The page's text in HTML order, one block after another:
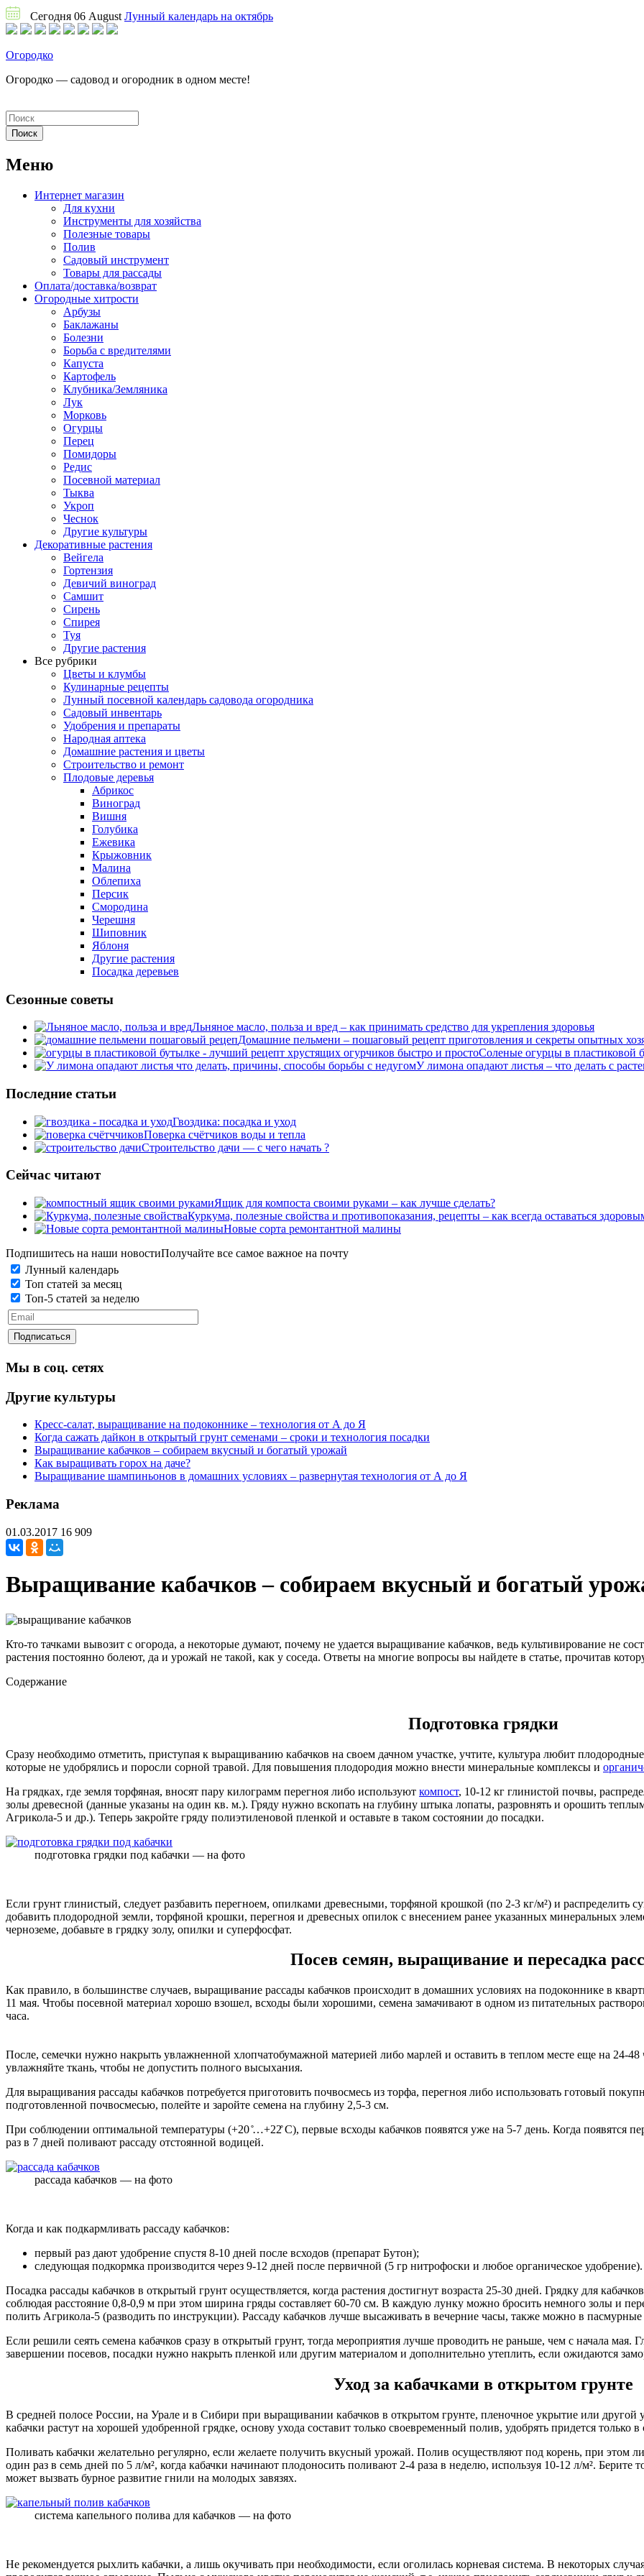
Сегодня 06 August Лунный календарь на октябрь
Огородко
Огородко — садовод и огородник в одном месте!
Меню
Интернет магазин
Для кухни
Инструменты для хозяйства
Полезные товары
Полив
Садовый инструмент
Товары для рассады
Оплата/доставка/возврат
Огородные хитрости
Арбузы
Баклажаны
Болезни
Борьба с вредителями
Капуста
Картофель
Клубника/Земляника
Лук
Морковь
Огурцы
Перец
Помидоры
Редис
Посевной материал
Тыква
Укроп
Чеснок
Другие культуры
Декоративные растения
Вейгела
Гортензия
Девичий виноград
Самшит
Сирень
Спирея
Туя
Другие растения
Все рубрики
Цветы и клумбы
Кулинарные рецепты
Лунный посевной календарь садовода огородника
Садовый инвентарь
Удобрения и препараты
Народная аптека
Домашние растения и цветы
Строительство и ремонт
Плодовые деревья
Абрикос
Виноград
Вишня
Голубика
Ежевика
Крыжовник
Малина
Облепиха
Персик
Смородина
Черешня
Шиповник
Яблоня
Другие растения
Посадка деревьев
Сезонные советы
Льняное масло, польза и вред – как принимать средство для укрепления здоровья
Домашние пельмени – пошаговый рецепт приготовления и секреты опытных
Соленые огурцы в пластиковой
У лимона опадают листья – что делать с
Последние статьи
Гвоздика: посадка и уход
Поверка счётчиков воды и тепла
Строительство дачи — с чего начать ?
Сейчас читают
Ящик для компоста своими руками – как лучше сделать?
Куркума, полезные свойства и противопоказания, рецепты – как всегда оставаться
Новые сорта ремонтантной малины
Подпишитесь на наши новостиПолучайте все самое важное на почту
Лунный календарь
Топ статей за месяц
Топ-5 статей за неделю
Мы в соц. сетях
Другие культуры
Кресс-салат, выращивание на подоконнике – технология от А до Я
Когда сажать дайкон в открытый грунт семенами – сроки и технология посадки
Выращивание кабачков – собираем вкусный и богатый урожай
Как выращивать горох на даче?
Выращивание шампиньонов в домашних условиях – развернутая технология от А до Я
Реклама
01.03.2017 16 909
Выращивание кабачков – собираем вкусный и богатый
Кто-то тачками вывозит с огорода, а некоторые думают, почему не удается выращивание кабачков, ведь культивирование не
растения постоянно болеют, да и урожай не такой, как у соседа. Ответы на многие вопросы вы найдете в статье, прочитав
Содержание
Подготовка грядки
Сразу необходимо отметить, приступая к выращиванию кабачков на своем дачном участке, учтите, культура любит
которые не удобрялись и поросли сорной травой. Для повышения плодородия можно внести минеральные комплексы и
На грядках, где земля торфяная, вносят пару килограмм перегноя либо используют компост, 10-12 кг глинистой почвы,
золы древесной (данные указаны на один кв. м.). Гряду нужно вскопать на глубину штыка лопаты, разровнять и орошить
Агрикола-5 и др.). Теперь закройте гряду полиэтиленовой пленкой и оставьте в таком состоянии до посадки.
подготовка грядки под кабачки — на фото
Если грунт глинистый, следует разбавить перегноем, опилками древесными, торфяной крошкой (по 2-3 кг/м²) и распределить
добавить плодородной земли, торфяной крошки, перегноя и древесных опилок с внесением ранее указанных минеральных
черноземе, добавьте в грядку золу, опилки и суперфосфат.
Посев семян, выращивание и пересадка
Как правило, в большинстве случаев, выращивание рассады кабачков происходит в домашних условиях на подоконнике в
11 мая. Чтобы посевной материал хорошо взошел, всходы были хорошими, семена замачивают в одном из питательных
часа.
После, семечки нужно накрыть увлажненной хлопчатобумажной материей либо марлей и оставить в теплом месте еще на 24-
увлажняйте ткань, чтобы не допустить полного высыхания.
Для выращивания рассады кабачков потребуется приготовить почвосмесь из торфа, перегноя либо использовать готовый
подготовленной почвосмесью, полейте и заройте семена на глубину 2,5-3 см.
При соблюдении оптимальной температуры (+20 ̊…+22̊ С), первые всходы кабачков появятся уже на 5-7 день. Когда появятся
раз в 7 дней поливают рассаду отстоянной водицей.
рассада кабачков — на фото
Когда и как подкармливать рассаду кабачков:
первый раз дают удобрение спустя 8-10 дней после всходов (препарат Бутон);
следующая подкормка производится через 9-12 дней после первичной (5 гр нитрофоски и любое органическое удобрение).
Посадка рассады кабачков в открытый грунт осуществляется, когда растения достигнут возраста 25-30 дней. Грядку для
соблюдая расстояние 0,8-0,9 м при этом ширина гряды составляет 60-70 см. В каждую лунку можно бросить немного золы и
полить Агрикола-5 (разводить по инструкции). Рассаду кабачков лучше высаживать в вечерние часы, также можно в
Если решили сеять семена кабачков сразу в открытый грунт, тогда мероприятия лучше проводить не раньше, чем с начала мая.
завершении посевов, посадки нужно накрыть пленкой или другим материалом и дополнительно утеплить, если ожидаются
Уход за кабачками в открытом грунте
В средней полосе России, на Урале и в Сибири при выращивании кабачков в открытом грунте, пленочное укрытие или
кабачки растут на хорошей удобренной грядке, основу ухода составит только своевременный полив, удобрять придется только
Поливать кабачки желательно регулярно, если желаете получить вкусный урожай. Полив осуществляют под корень, при этом
один раз в семь дней по 5 л/м², когда кабачки начинают плодоносить поливают 2-4 раза в неделю, используя 10-12 л/м². Берите
может вызвать бурное развитие гнили на молодых завязях.
система капельного полива для кабачков — на фото
Не рекомендуется рыхлить кабачки, а лишь окучивать при необходимости, если оголилась корневая система. В некоторых